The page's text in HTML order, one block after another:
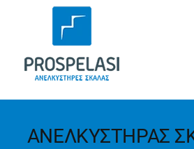
ΑΝΕΛΚΥΣΤΗΡΑΣ